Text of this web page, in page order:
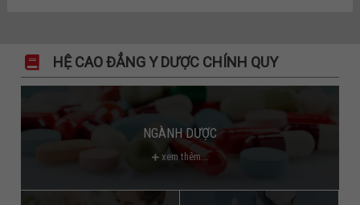
HỆ CAO ĐẲNG Y DƯỢC CHÍNH QUY
NGÀNH DƯỢC
xem thêm...